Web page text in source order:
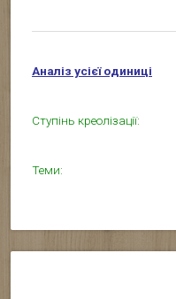
Аналіз усієї одиниці
Ступінь креолізації:
Теми: